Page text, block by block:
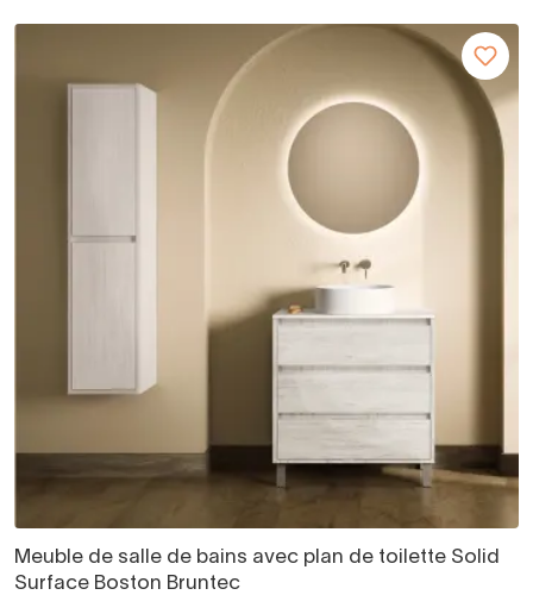
Meuble de salle de bains avec plan de toilette Solid
Surface Boston Bruntec